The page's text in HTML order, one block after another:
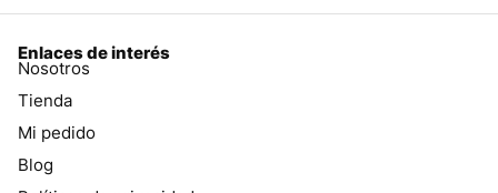
Enlaces de interés
Nosotros
Tienda
Mi pedido
Blog